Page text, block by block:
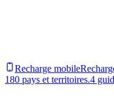
Recharge mobile
180 pays et territoires.4